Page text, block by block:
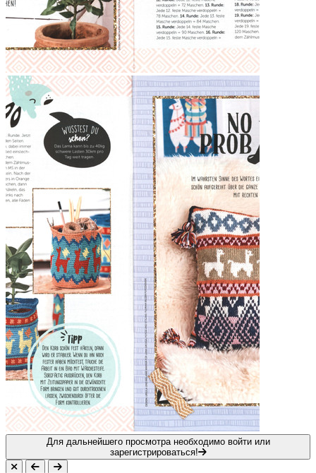
Для дальнейшего просмотра необходимо войти или
зарегистрироваться!